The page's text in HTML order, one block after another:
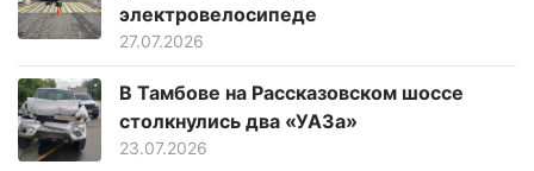
электровелосипеде
27.07.2026
В Тамбове на Рассказовском шоссе
столкнулись два «УАЗа»
23.07.2026